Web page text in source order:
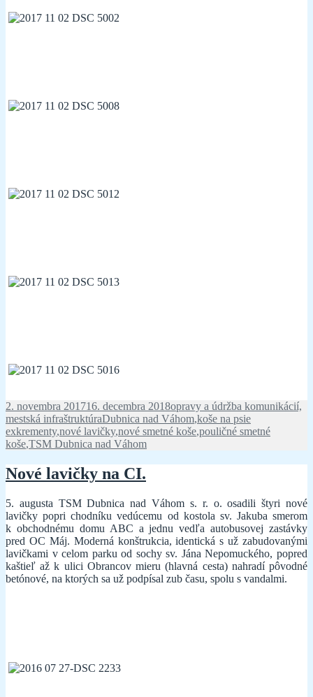
Publikované
2. novembra 201716. decembra 2018Kategórie
opravy a údržba komunikácií,
mestská infraštruktúraZnačky
Dubnica nad Váhom,koše na psie
exkrementy,nové lavičky,nové smetné koše,pouličné smetné
koše,TSM Dubnica nad Váhom
Nové lavičky na CI.
5. augusta TSM Dubnica nad Váhom s. r. o. osadili štyri nové
lavičky popri chodníku vedúcemu od kostola sv. Jakuba smerom
k obchodnému domu ABC a jednu vedľa autobusovej zastávky
pred OC Máj. Moderná konštrukcia, identická s už zabudovanými
lavičkami v celom parku od sochy sv. Jána Nepomuckého, popred
kaštieľ až k ulici Obrancov mieru (hlavná cesta) nahradí pôvodné
betónové, na ktorých sa už podpísal zub času, spolu s vandalmi.